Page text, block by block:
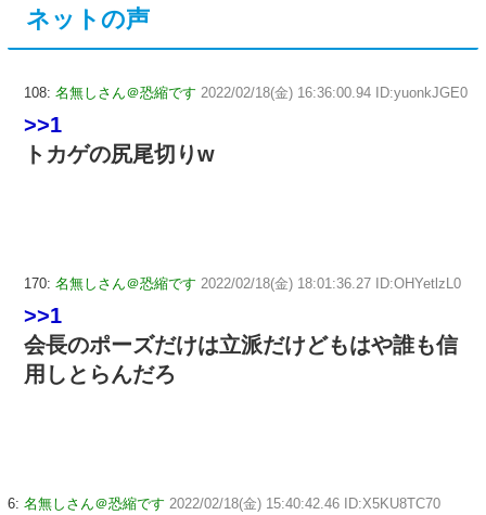
ネットの声
108: 名無しさん＠恐縮です 2022/02/18(金) 16:36:00.94 ID:yuonkJGE0
>>1
トカゲの尻尾切りw
170: 名無しさん＠恐縮です 2022/02/18(金) 18:01:36.27 ID:OHYetlzL0
>>1
会長のポーズだけは立派だけどもはや誰も信
用しとらんだろ
6: 名無しさん＠恐縮です 2022/02/18(金) 15:40:42.46 ID:X5KU8TC70